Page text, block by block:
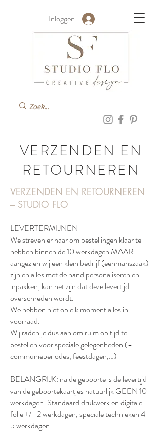
Inloggen
VERZENDEN EN
RETOURNEREN
VERZENDEN EN RETOURNEREN
– STUDIO FLO
LEVERTERMIJNEN
We streven er naar om bestellingen klaar te
hebben binnen de 10 werkdagen MAAR
aangezien wij een klein bedrijf (eenmanszaak)
zijn en alles met de hand personaliseren en
inpakken, kan het zijn dat deze levertijd
overschreden wordt.
We hebben niet op elk moment alles in
voorraad.
Wij raden je dus aan om ruim op tijd te
bestellen voor speciale gelegenheden (=
communieperiodes, feestdagen,…)
BELANGRIJK: na de geboorte is de levertijd
van de geboortekaartjes natuurlijk GEEN 10
werkdagen. Standaard drukwerk en digitale
folie +/- 2 werkdagen, speciale technieken 4-
5 werkdagen.